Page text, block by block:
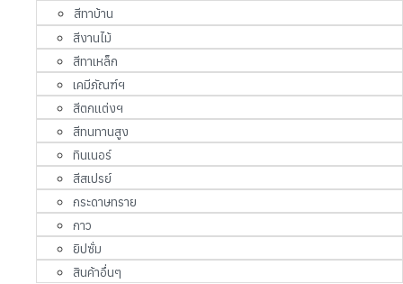
สีทาบ้าน
สีงานไม้
สีทาเหล็ก
เคมีภัณฑ์ฯ
สีตกแต่งฯ
สีทนทานสูง
ทินเนอร์
สีสเปรย์
กระดาษทราย
กาว
ยิปซั่ม
สินค้าอื่นๆ